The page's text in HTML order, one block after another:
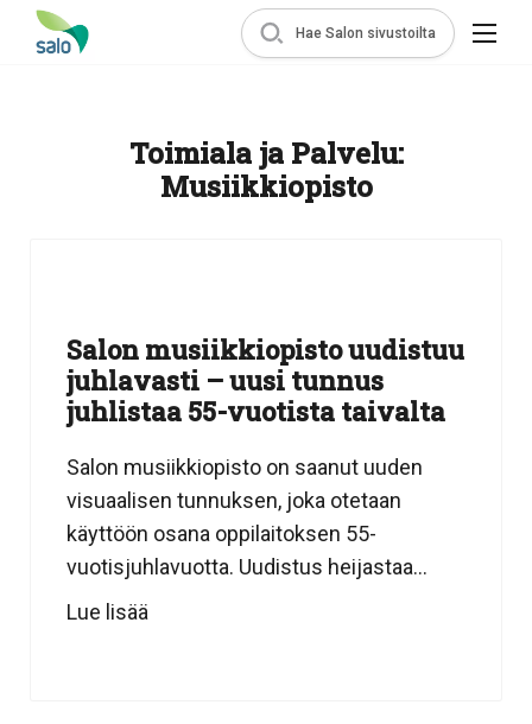
Hae Salon sivustoilta
Toimiala ja Palvelu:
Musiikkiopisto
Salon musiikkiopisto uudistuu
juhlavasti – uusi tunnus
juhlistaa 55-vuotista taivalta
Salon musiikkiopisto on saanut uuden
visuaalisen tunnuksen, joka otetaan
käyttöön osana oppilaitoksen 55-
vuotisjuhlavuotta. Uudistus heijastaa...
Lue lisää